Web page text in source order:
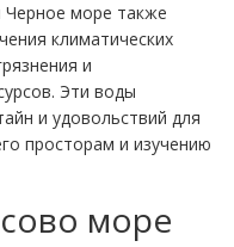
Черное море также
климатических
и
Эти воды
и удовольствий для
просторам и изучению
море